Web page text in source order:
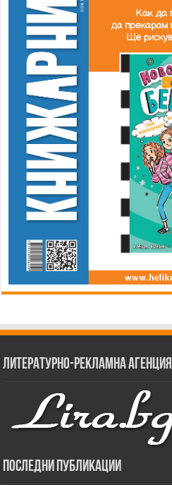
Литературно-рекламна агенция
Последни публикации